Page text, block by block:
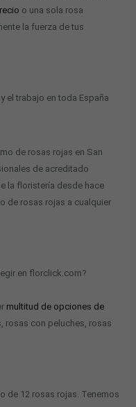
o una sola rosa
la fuerza de tus
el trabajo en toda España
de rosas rojas en San
de acreditado
la floristería desde hace
de rosas rojas a cualquier
en florclick.com?
multitud de opciones de
rosas con peluches, rosas
de 12 rosas rojas. Tenemos